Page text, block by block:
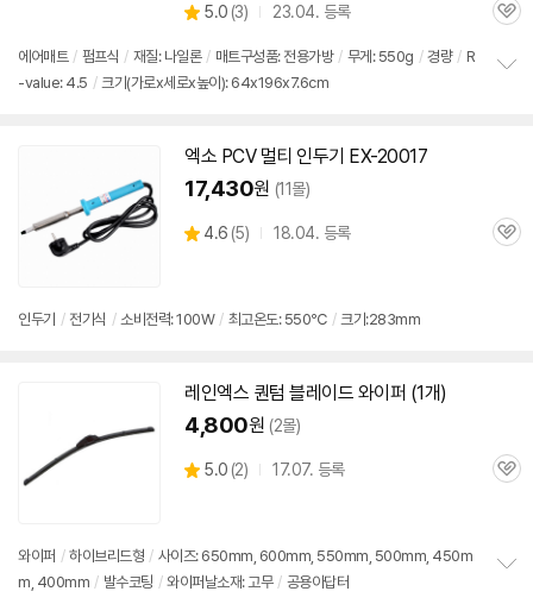
별
점
5.0 (상
리
뷰
3) 23.04. 등록
관
에어매트 / 펌프식 / 재질: 나일론 / 매트구성품: 전용가방 / 무게: 550g / 경량 / R
-value: 4.5 / 크기(가로x세로x높이): 64x196x7.6cm
엑소 PCV 멀티 인두기 EX-20017
17,430원 (11몰)
별
4.6 (상
뷰
5) 18.04. 등록
관
인두기 / 전기식 / 소비전력: 100W / 최고온도: 550℃ / 크기:283mm
레인엑스 퀀텀 블레이드 와이퍼 (1개)
4,800원 (2몰)
별
5.0 (상
2) 17.07. 등록
관
와이퍼 / 하이브리드형 / 사이즈: 650mm, 600mm, 550mm, 500mm, 450m
m, 400mm / 발수코팅 / 와이퍼날소재: 고무 / 공용아답터